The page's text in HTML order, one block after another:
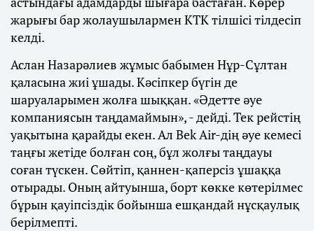
жарығы бар жолаушылармен КТК тілшісі тілдесіп
келді.
Аслан Назарәлиев жұмыс бабымен Нұр-Сұлтан
қаласына жиі ұшады. Кәсіпкер бүгін де
шаруаларымен жолға шыққан. «Әдетте әуе
компаниясын таңдамаймын», - дейді. Тек рейстің
уақытына қарайды екен. Ал Bek Air-дің әуе кемесі
таңғы жетіде болған соң, бұл жолғы таңдауы
соған түскен. Сөйтіп, қаннен-қаперсіз ұшаққа
отырады. Оның айтуынша, борт көкке көтерілмес
бұрын қауіпсіздік бойынша ешқандай нұсқаулық
берілмепті.